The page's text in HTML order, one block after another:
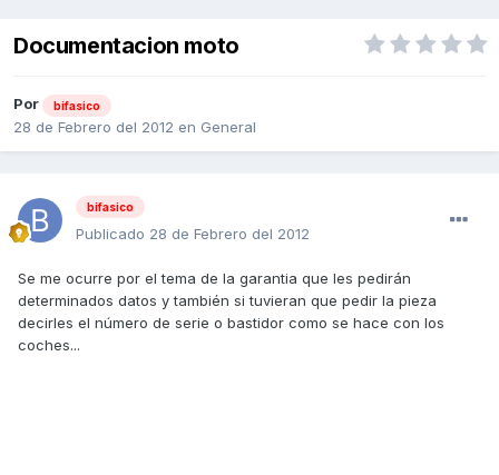
Documentacion moto
Por bifasico
28 de Febrero del 2012 en General
bifasico
Publicado 28 de Febrero del 2012
Se me ocurre por el tema de la garantia que les pedirán
determinados datos y también si tuvieran que pedir la pieza
decirles el número de serie o bastidor como se hace con los
coches...